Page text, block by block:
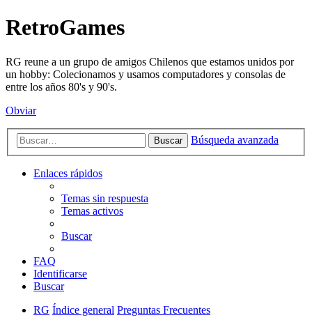
RetroGames
RG reune a un grupo de amigos Chilenos que estamos unidos por
un hobby: Colecionamos y usamos computadores y consolas de
entre los años 80's y 90's.
Obviar
Buscar Búsqueda avanzada
Enlaces rápidos
Temas sin respuesta
Temas activos
Buscar
FAQ
Identificarse
Buscar
RG Índice general Preguntas Frecuentes